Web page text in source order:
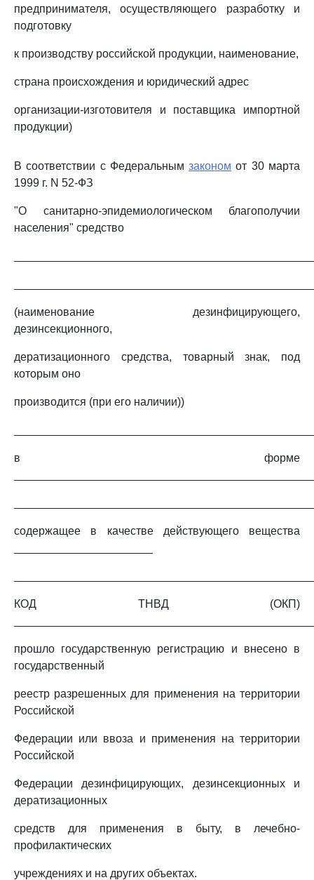
предпринимателя, осуществляющего разработку и
подготовку
к производству российской продукции, наименование,
страна происхождения и юридический адрес
организации-изготовителя и поставщика импортной
продукции)
В соответствии с Федеральнымзаконом от 30 марта
1999 г. N 52-ФЗ
"О санитарно-эпидемиологическом благополучии
населения" средство
(наименование дезинфицирующего,
дезинсекционного,
дератизационного средства, товарный знак, под
которым оно
производится (при его наличии))
в форме
содержащее в качестве действующего вещества
КОД ТНВД (ОКП)
прошло государственную регистрацию и внесено в
государственный
реестр разрешенных для применения на территории
Российской
Федерации или ввоза и применения на территории
Российской
Федерации дезинфицирующих, дезинсекционных и
дератизационных
средств для применения в быту, в лечебно-
профилактических
учреждениях и на других объектах.